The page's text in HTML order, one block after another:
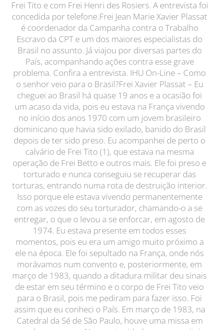
Frei Tito e com Frei Henri des Rosiers. A entrevista foi
concedida por telefone.Frei Jean Marie Xavier Plassat
é coordenador da Campanha contra o Trabalho
Escravo da CPT e um dos maiores especialistas do
Brasil no assunto. Já viajou por diversas partes do
País, acompanhando ações contra esse grave
problema. Confira a entrevista. IHU On-Line – Como
o senhor veio para o Brasil?Frei Xavier Plassat – Eu
cheguei ao Brasil há quase 19 anos e a ocasião foi
um acaso da vida, pois eu estava na França vivendo
no início dos anos 1970 com um jovem brasileiro
dominicano que havia sido exilado, banido do Brasil
depois de ter sido preso. Eu acompanhei de perto o
calvário de Frei Tito (1), que estava na mesma
operação de Frei Betto e outros mais. Ele foi preso e
torturado e nunca conseguiu se recuperar das
torturas, entrando numa rota de destruição interior.
Isso porque ele estava vivendo permanentemente
com as vozes do seu torturador, chamando-o a se
entregar, o que o levou a se enforcar, em agosto de
1974. Eu estava presente em todos esses
momentos, pois eu era um amigo muito próximo a
ele na época. Ele foi sepultado na França, onde nós
morávamos num convento e, posteriormente, em
março de 1983, quando a ditadura militar deu sinais
de estar em seu término e o corpo de Frei Tito veio
para o Brasil, pois me pediram para fazer isso. Foi
assim que eu conheci o País. Em março de 1983, na
Catedral da Sé de São Paulo, houve uma missa em